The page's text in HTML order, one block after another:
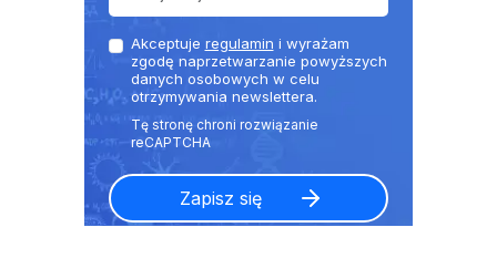
Akceptuje regulamin i wyrażam
zgodę naprzetwarzanie powyższych
danych osobowych w celu
otrzymywania newslettera.